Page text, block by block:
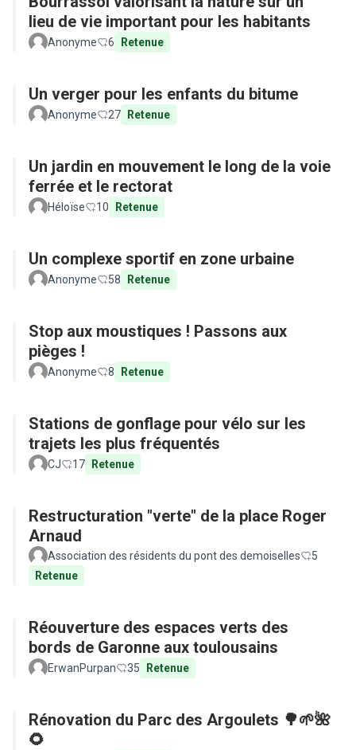
lieu de vie important pour les habitants
Anonyme 6 Retenue
Un verger pour les enfants du bitume
Anonyme 27 Retenue
Un jardin en mouvement le long de la voie
ferrée et le rectorat
Héloïse 10 Retenue
Un complexe sportif en zone urbaine
Anonyme 58 Retenue
Stop aux moustiques ! Passons aux
pièges !
Anonyme 8 Retenue
Stations de gonflage pour vélo sur les
trajets les plus fréquentés
CJ 17 Retenue
Restructuration "verte" de la place Roger
Arnaud
Association des résidents du pont des demoiselles
5
Retenue
Réouverture des espaces verts des
bords de Garonne aux toulousains
ErwanPurpan 35 Retenue
Rénovation du Parc des Argoulets 🌳🌱🌺
🌻